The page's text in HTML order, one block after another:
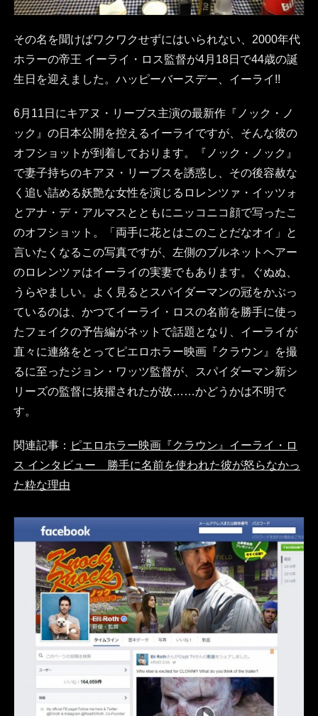
その名を聞けばワクワクせずにはいられない、2000年代
ホラーの帝王 イーライ・ロス監督が4月18日で44歳の誕
生日を迎えました。ハッピーバースデー、イーライ!!
6月11日にキアヌ・リーブス主演の最新作『ノック・ノ
ック』の日本公開を控えるイーライですが、そんな彼の
オフショットが到着しております。『ノック・ノック』
で妻子持ちのキアヌ・リーブスを誘惑し、その後容赦な
く追い詰める妖艶な女性を演じるロレンツァ・イッツォ
とアナ・デ・アルマスとともにニッコニコ顔で写ったこ
のオフショット。「両手に花とはこのことだなオイ」と
言いたくなるこの写真ですが、左側のブルネットヘアー
のロレンツァはイーライの実妻でもあります。ぐぬぬ、
うらやましい。よく見るとスパイダーマンの冠をかぶっ
ているのは、かつてイーライ・ロスの名前を勝手に使っ
たフェイクの予告編がネットで話題となり、イーライが
直々に連絡をとってピエロホラー映画『クラウン』を撮
るに至ったジョン・ワッツ監督が、スパイダーマン新シ
リーズの監督に抜擢されたが故……かどうかは不明で
す。
関連記事： ピエロホラー映画『クラウン』イーライ・ロ
ス インタビュー 勝手に名前を使われた彼が怒らなかっ
た粋な理由